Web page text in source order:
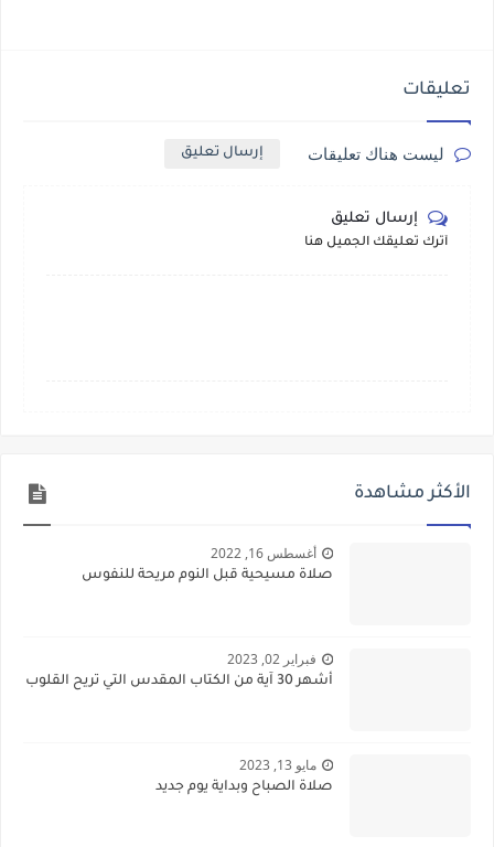
تعليقات
ليست هناك تعليقات إرسال تعليق
إرسال تعليق
أترك تعليقك الجميل هنا
الأكثر مشاهدة
أغسطس 16, 2022
صلاة مسيحية قبل النوم مريحة للنفوس
فبراير 02, 2023
أشهر 30 آية من الكتاب المقدس التي تريح القلوب
مايو 13, 2023
صلاة الصباح وبداية يوم جديد